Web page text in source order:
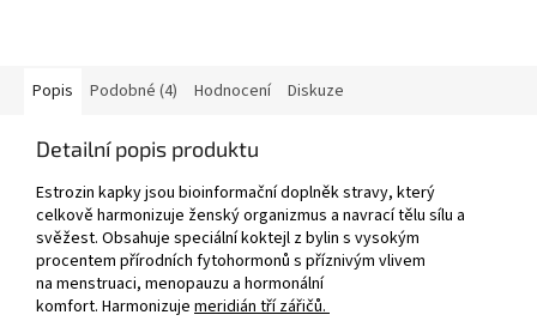
Popis Podobné (4) Hodnocení Diskuze
Detailní popis produktu
Estrozin kapky jsou bioinformační doplněk stravy, který
celkově harmonizuje ženský organizmus a navrací tělu sílu a
svěžest. Obsahuje speciální koktejl z bylin s vysokým
procentem přírodních fytohormonů s příznivým vlivem
na menstruaci, menopauzu a hormonální
komfort. Harmonizuje meridián tří zářičů.